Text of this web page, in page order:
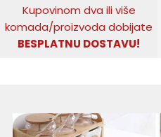
Pređi
na
sadržaj
Kupovinom dva ili više
komada/proizvoda dobijate
BESPLATNU DOSTAVU!